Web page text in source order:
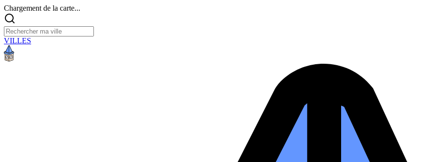
Chargement de la carte...
VILLES